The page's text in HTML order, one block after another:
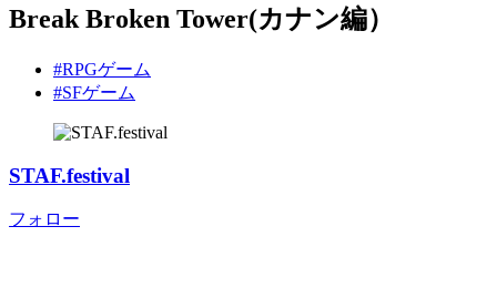
Break Broken Tower(カナン編）
#RPGゲーム
#SFゲーム
STAF.festival
フォロー